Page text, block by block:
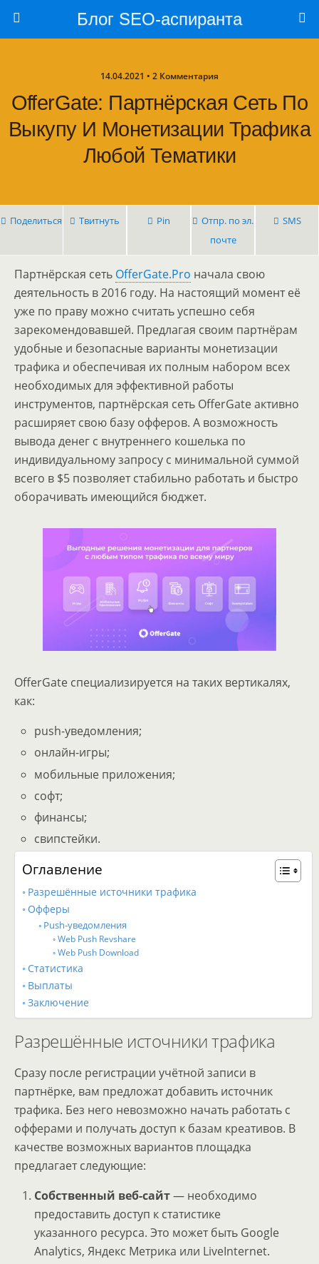
Блог SEO-аспиранта
14.04.2021 • 2 Комментария
OfferGate: Партнёрская Сеть По
Выкупу И Монетизации Трафика
Любой Тематики
Поделиться Твитнуть Pin
Отпр. по эл.
почте
SMS
Партнёрская сеть OfferGate.Pro начала свою
деятельность в 2016 году. На настоящий момент её
уже по праву можно считать успешно себя
зарекомендовавшей. Предлагая своим партнёрам
удобные и безопасные варианты монетизации
трафика и обеспечивая их полным набором всех
необходимых для эффективной работы
инструментов, партнёрская сеть OfferGate активно
расширяет свою базу офферов. А возможность
вывода денег с внутреннего кошелька по
индивидуальному запросу с минимальной суммой
всего в $5 позволяет стабильно работать и быстро
оборачивать имеющийся бюджет.
OfferGate специализируется на таких вертикалях,
как:
push-уведомления;
онлайн-игры;
мобильные приложения;
софт;
финансы;
свипстейки.
Оглавление
Разрешённые источники трафика
Офферы
Push-уведомления
Web Push Revshare
Web Push Download
Статистика
Выплаты
Заключение
Разрешённые источники трафика
Сразу после регистрации учётной записи в
партнёрке, вам предложат добавить источник
трафика. Без него невозможно начать работать с
офферами и получать доступ к базам креативов. В
качестве возможных вариантов площадка
предлагает следующие:
Собственный веб-сайт— необходимо
предоставить доступ к статистике
указанного ресурса. Это может быть Google
Analytics, Яндекс Метрика или LiveInternet.